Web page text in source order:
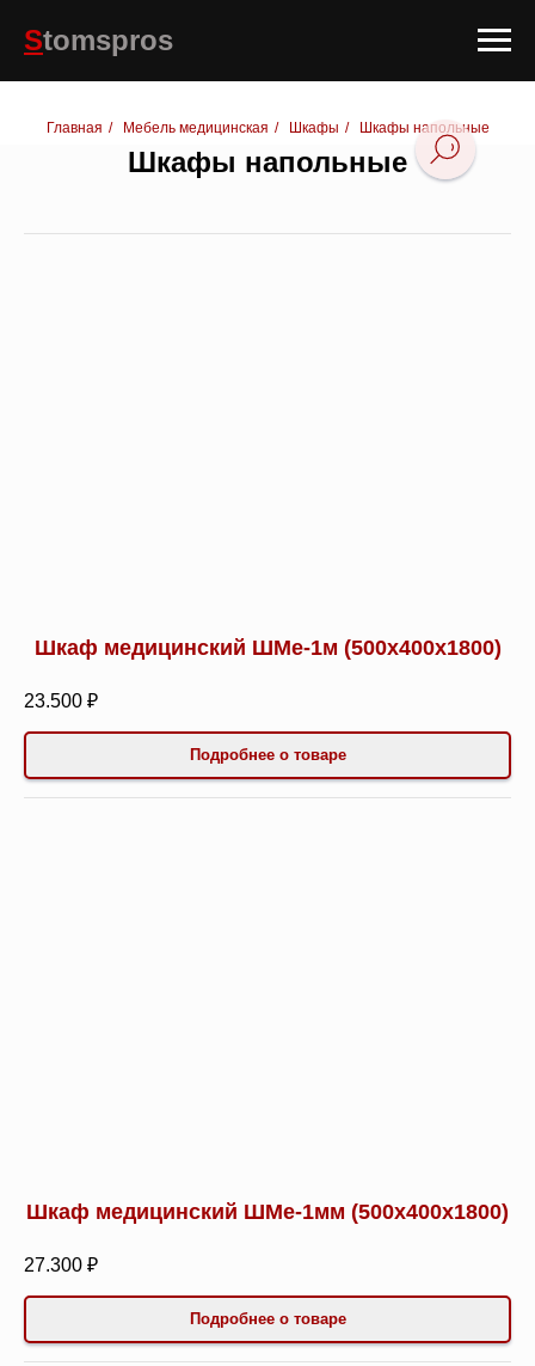
Stomspros
Главная / Мебель медицинская / Шкафы / Шкафы напольные
Шкафы напольные
Шкаф медицинский ШМе-1м (500х400х1800)
23.500 ₽
Подробнее о товаре
Шкаф медицинский ШМе-1мм (500х400х1800)
27.300 ₽
Подробнее о товаре